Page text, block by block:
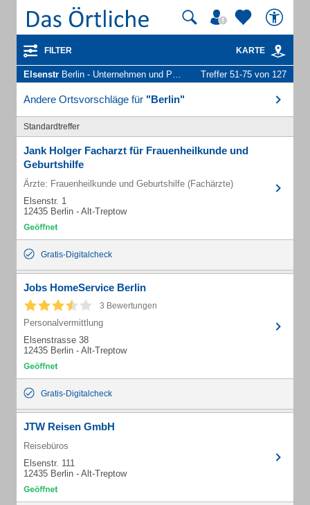
FILTER KARTE
Elsenstr Berlin - Unternehmen und Personen Treffer 51-75 von 127
Andere Ortsvorschläge für "Berlin"
Standardtreffer
Jank Holger Facharzt für Frauenheilkunde und
Geburtshilfe
Ärzte: Frauenheilkunde und Geburtshilfe (Fachärzte)
Elsenstr. 1
12435 Berlin - Alt-Treptow
Gratis-Digitalcheck
Jobs HomeService Berlin
3 Bewertungen
Personalvermittlung
Elsenstrasse 38
12435 Berlin - Alt-Treptow
Gratis-Digitalcheck
JTW Reisen GmbH
Reisebüros
Elsenstr. 111
12435 Berlin - Alt-Treptow